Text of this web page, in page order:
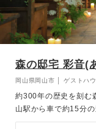
森の邸宅 彩音(
岡山県岡山市 │ ゲストハ
約300年の歴史を刻む
山駅から車で約15分
式を彩り、時間を忘